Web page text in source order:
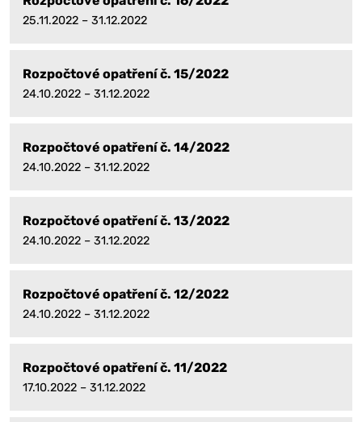
25.11.2022 – 31.12.2022
Rozpočtové opatření č. 15/2022
24.10.2022 – 31.12.2022
Rozpočtové opatření č. 14/2022
24.10.2022 – 31.12.2022
Rozpočtové opatření č. 13/2022
24.10.2022 – 31.12.2022
Rozpočtové opatření č. 12/2022
24.10.2022 – 31.12.2022
Rozpočtové opatření č. 11/2022
17.10.2022 – 31.12.2022